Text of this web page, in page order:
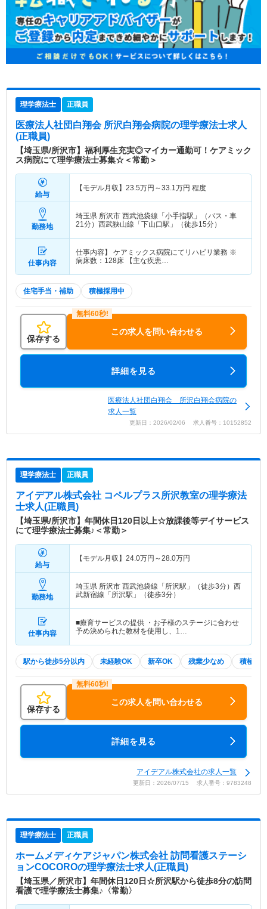
理学療法士 正職員
医療法人社団白翔会 所沢白翔会病院の理学療法士求人
(正職員)
【埼玉県/所沢市】福利厚生充実◎マイカー通勤可！ケアミック
ス病院にて理学療法士募集☆＜常勤＞
給与
【モデル月収】 23.5万円～33.1万円 程度
勤務地
埼玉県 所沢市 西武池袋線「小手指駅」（バス・車
21分）西武狭山線「下山口駅」（徒歩15分）
仕事内容
仕事内容】 ケアミックス病院にてリハビリ業務 ※
病床数：128床 【主な疾患…
住宅手当・補助 積極採用中
保存する
この求人を問い合わせる
詳細を見る
医療法人社団白翔会 所沢白翔会病院の
求人一覧
更新日：2026/02/06 求人番号：10152852
理学療法士 正職員
アイデアル株式会社 コペルプラス所沢教室の理学療法
士求人(正職員)
【埼玉県/所沢市】年間休日120日以上☆放課後等デイサービス
にて理学療法士募集♪＜常勤＞
給与
【モデル月収】 24.0万円～28.0万円
勤務地
埼玉県 所沢市 西武池袋線「所沢駅」（徒歩3分）西
武新宿線「所沢駅」（徒歩3分）
仕事内容
■療育サービスの提供 ・お子様のステージに合わせ
予め決められた教材を使用し、1…
駅から徒歩5分以内 未経験OK 新卒OK 残業少なめ 積極採
保存する
この求人を問い合わせる
詳細を見る
アイデアル株式会社の求人一覧
更新日：2026/07/15 求人番号：9783248
理学療法士 正職員
ホームメディケアジャパン株式会社 訪問看護ステーシ
ョンCOCOROの理学療法士求人(正職員)
【埼玉県／所沢市】年間休日120日☆所沢駅から徒歩8分の訪問
看護で理学療法士募集♪〈常勤〉